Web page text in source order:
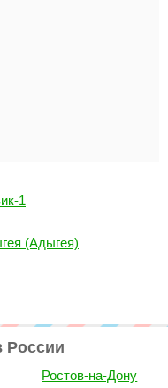
1
(Адыгея)
России
Ростов-на-Дону